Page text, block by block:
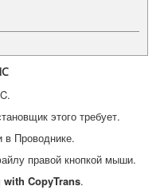
этого требует.
в Проводнике.
правой кнопкой мыши.
CopyTrans.